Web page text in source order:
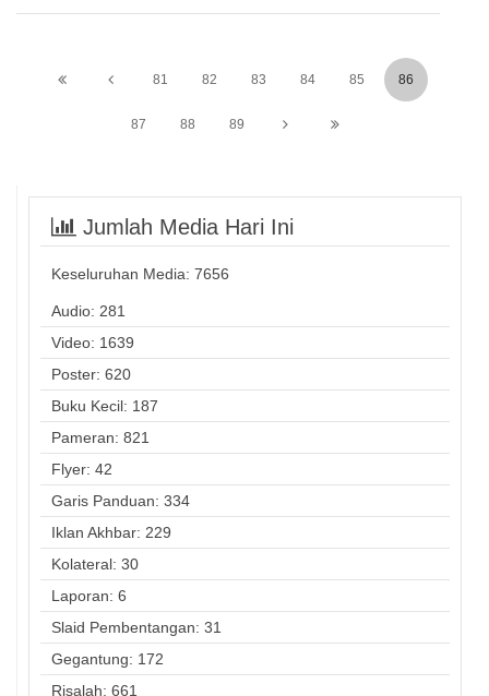
81 82 83 84 85 86
87 88 89
Jumlah Media Hari Ini
Keseluruhan Media: 7656
Audio: 281
Video: 1639
Poster: 620
Buku Kecil: 187
Pameran: 821
Flyer: 42
Garis Panduan: 334
Iklan Akhbar: 229
Kolateral: 30
Laporan: 6
Slaid Pembentangan: 31
Gegantung: 172
Risalah: 661